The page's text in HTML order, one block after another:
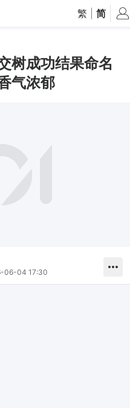
繁 简
树成功结果命名
气浓郁
06-04 17:30